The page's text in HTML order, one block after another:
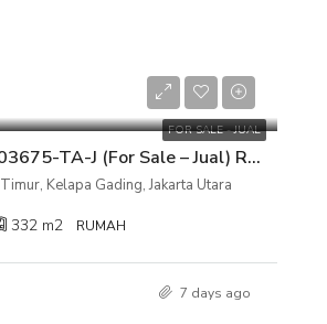
FOR SALE - JUAL
P3KPG-00003675-TA-J (For Sale – Jual) Rumah Kelapa Cengkir Timur, Kelapa Gading, Jakarta Utara
Kelapa Gading, Jakarta Utara
332 m2 RUMAH
7 days ago